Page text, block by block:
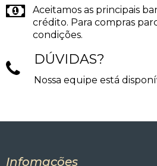
Aceitamos as principais
crédito. Para compras
condições.
DÚVIDAS?
Nossa equipe está
Infomações